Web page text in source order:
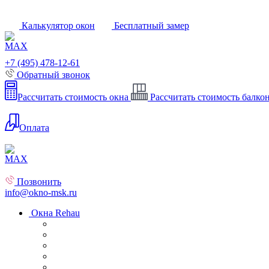
Калькулятор окон Бесплатный замер
+7 (495) 478-12-61
Обратный звонок
Рассчитать стоимость окна Рассчитать стоимость
Оплата
Позвонить
info@okno-msk.ru
Окна Rehau